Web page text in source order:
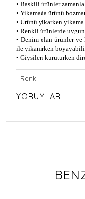
• Baskili ürünler
• Yikamada ürünü
• Ürünü yikarken
• Renkli ürünlerde
• Denim olan ürünler
ile yikanirken
• Giysileri kuruturken
Renk
YORUMLAR